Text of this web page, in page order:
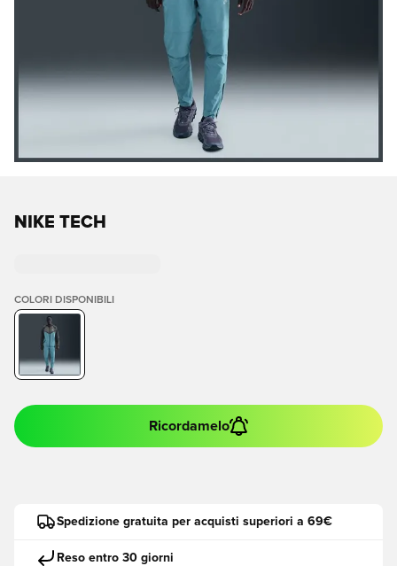
NIKE TECH
COLORI DISPONIBILI
Ricordamelo
Spedizione gratuita per acquisti superiori a 69€
Reso entro 30 giorni